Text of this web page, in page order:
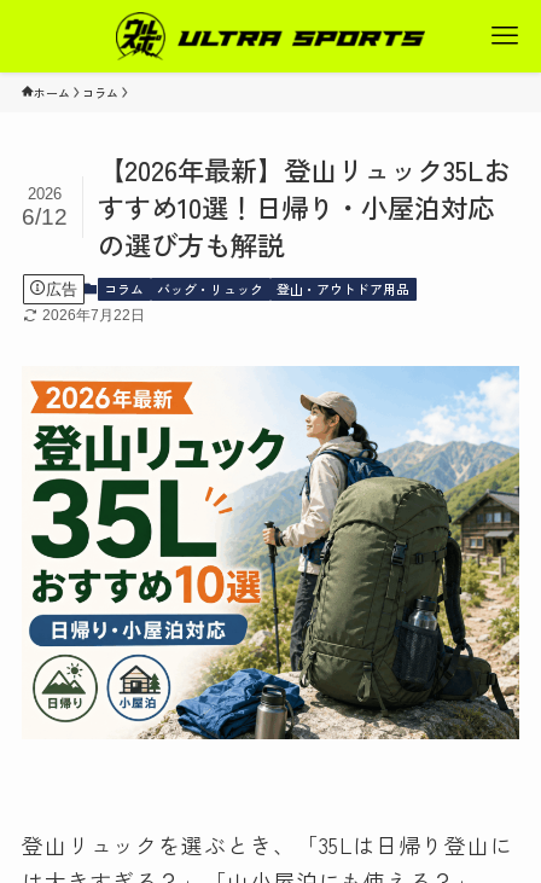
ホーム コラム
【2026年最新】登山リュック35Lお
すすめ10選！日帰り・小屋泊対応
の選び方も解説
2026
6/12
広告 コラム バッグ・リュック 登山・アウトドア用品
2026年7月22日
登山リュックを選ぶとき、「35Lは日帰り登山に